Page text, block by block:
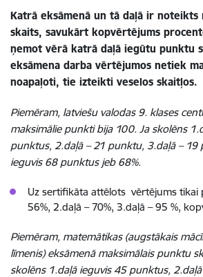
Katrā eksāmenā un tā daļā ir noteikts
skaits, savukārt kopvērtējums
ņemot vērā katrā daļā iegūtu punktu
eksāmena darba vērtējumos netiek
noapaļoti, tie izteikti veselos skaitļos.
Piemēram, latviešu valodas 9. klases
maksimālie punkti bija 100. Ja skolēns
punktus, 2.daļā – 21 punktu, 3.daļā –
ieguvis 68 punktus jeb 68%.
Uz sertifikāta attēlots vērtējums tikai
56%, 2.daļā – 70%, 3.daļā – 95 %,
Piemēram, matemātikas (augstākais
līmenis) eksāmenā maksimālais punktu
skolēns 1.daļā ieguvis 45 punktus,